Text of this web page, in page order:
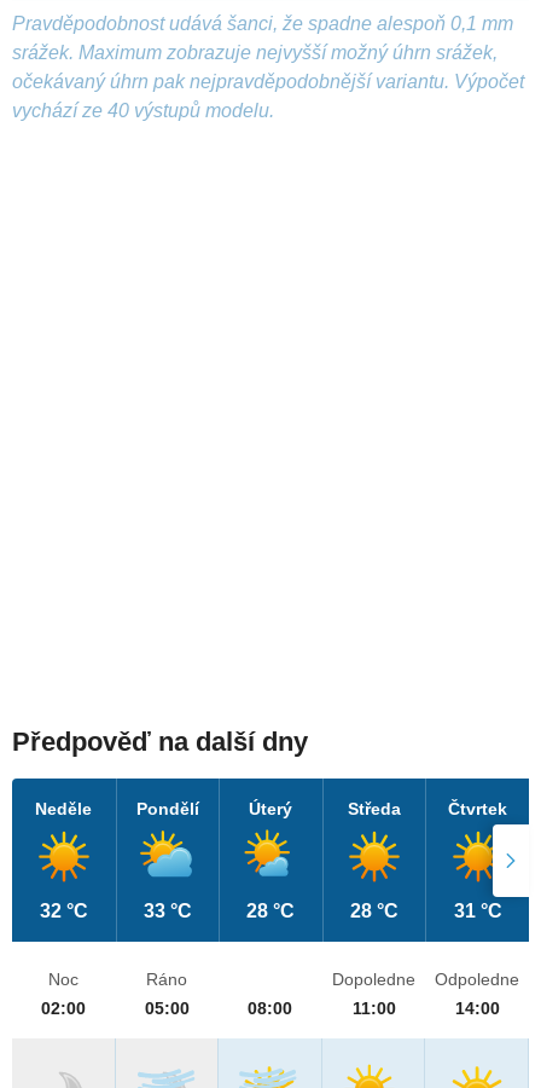
Pravděpodobnost udává šanci, že spadne alespoň 0,1 mm
srážek. Maximum zobrazuje nejvyšší možný úhrn srážek,
očekávaný úhrn pak nejpravděpodobnější variantu. Výpočet
vychází ze 40 výstupů modelu.
Předpověď na další dny
Neděle
32 °C
Pondělí
33 °C
Úterý
28 °C
Středa
28 °C
Čtvrtek
31 °C
Noc
02:00
Ráno
05:00
08:00
Dopoledne
11:00
Odpoledne
14:00